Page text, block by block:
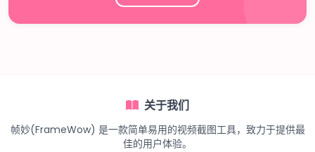
关于我们
帧妙(FrameWow) 是一款简单易用的视频截图工具，致力于提供最
佳的用户体验。